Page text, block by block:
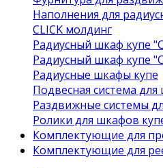
Наполнения для
CLICK молдинг
Радиусный шкаф купе
Радиусный шкаф купе
Радиусные шкафы купе
Подвесная система
Раздвижные системы
Ролики для шкафов
Комплектующие для
Комплектующие для